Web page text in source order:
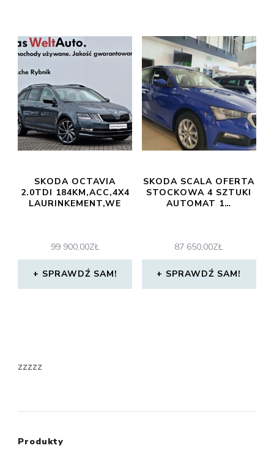
SKODA OCTAVIA
2.0TDI 184KM,ACC,4X4
LAURINKEMENT,WE
99 900,00ZŁ
SPRAWDŹ SAM!
SKODA SCALA OFERTA
STOCKOWA 4 SZTUKI
AUTOMAT 1…
87 650,00ZŁ
SPRAWDŹ SAM!
zzzzz
Produkty